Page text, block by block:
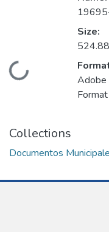
Loading...
Size:
Adobe
Format
Collections
Documentos